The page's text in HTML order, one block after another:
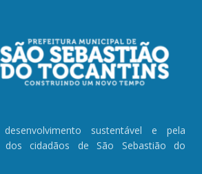
sustentável e pela
dos cidadãos de São Sebastião do